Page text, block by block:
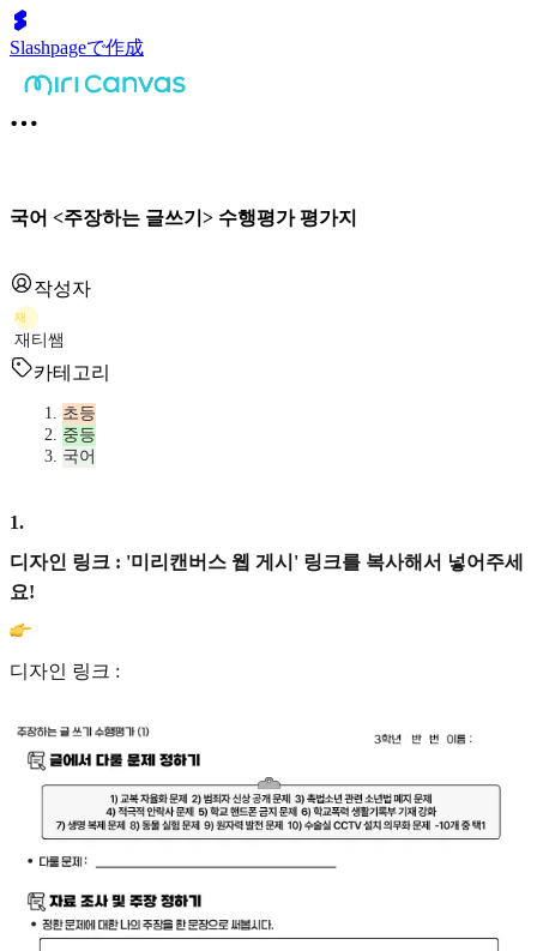
Slashpageで作成
국어 <주장하는 글쓰기> 수행평가 평가지
작성자
재
재티쌤
카테고리
초등
중등
국어
1.
디자인 링크 : '미리캔버스 웹 게시' 링크를 복사해서 넣어주세
요!
디자인 링크 :